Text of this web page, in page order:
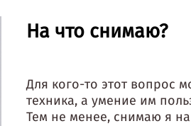
На что снимаю?
Для кого-то этот вопрос
техника, а умение им
Тем не менее, снимаю я